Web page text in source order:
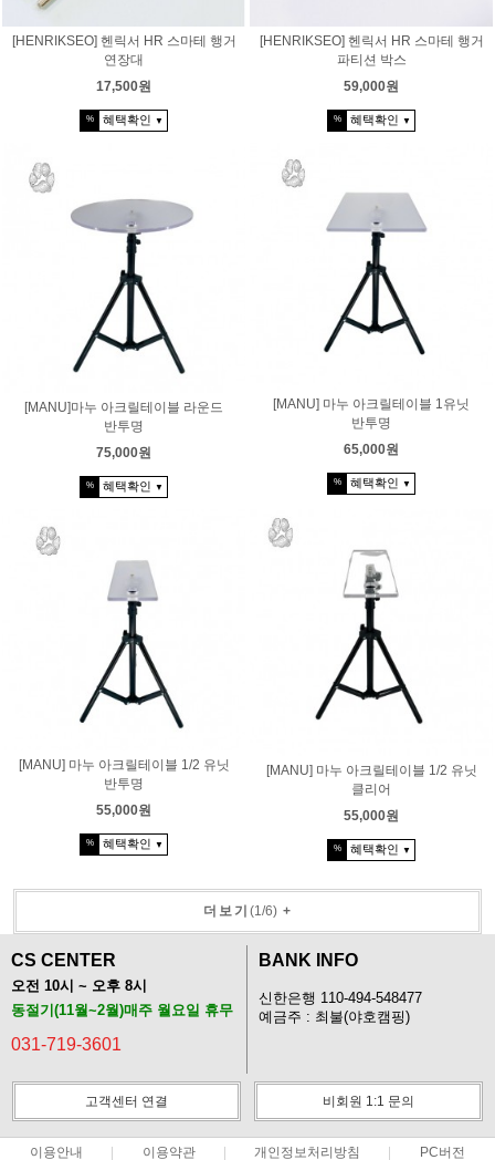
[HENRIKSEO] 헨릭서 HR 스마테 행거
연장대
17,500원
% 혜택확인 ▼
[HENRIKSEO] 헨릭서 HR 스마테 행거
파티션 박스
59,000원
% 혜택확인 ▼
[MANU]마누 아크릴테이블 라운드
반투명
75,000원
% 혜택확인 ▼
[MANU] 마누 아크릴테이블 1유닛
반투명
65,000원
% 혜택확인 ▼
[MANU] 마누 아크릴테이블 1/2 유닛
반투명
55,000원
% 혜택확인 ▼
[MANU] 마누 아크릴테이블 1/2 유닛
클리어
55,000원
% 혜택확인 ▼
더보기 (1/6)+
CS CENTER
오전 10시 ~ 오후 8시
동절기(11월~2월)매주 월요일 휴무
031-719-3601
BANK INFO
신한은행 110-494-548477
예금주 : 최불(야호캠핑)
고객센터 연결 비회원 1:1 문의
이용안내 이용약관 개인정보처리방침 PC버전